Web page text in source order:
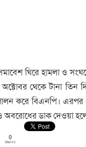
ঘিরে হামলা ও
থেকে টানা
করে বিএনপি।
অবরোধের ডাক দেওয়া
0
Shares